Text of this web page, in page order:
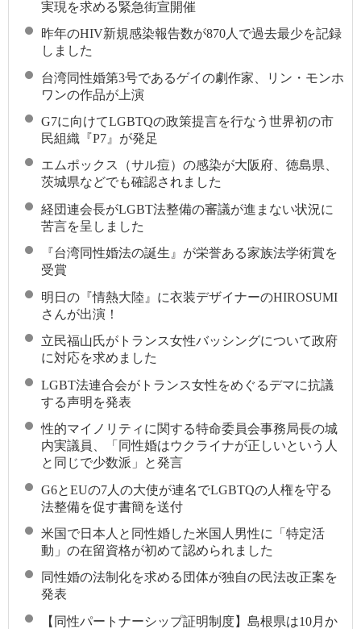
実現を求める緊急街宣開催
昨年のHIV新規感染報告数が870人で過去最少を記録
しました
台湾同性婚第3号であるゲイの劇作家、リン・モンホ
ワンの作品が上演
G7に向けてLGBTQの政策提言を行なう世界初の市
民組織『P7』が発足
エムポックス（サル痘）の感染が大阪府、徳島県、
茨城県などでも確認されました
経団連会長がLGBT法整備の審議が進まない状況に
苦言を呈しました
『台湾同性婚法の誕生』が栄誉ある家族法学術賞を
受賞
明日の『情熱大陸』に衣装デザイナーのHIROSUMI
さんが出演！
立民福山氏がトランス女性バッシングについて政府
に対応を求めました
LGBT法連合会がトランス女性をめぐるデマに抗議
する声明を発表
性的マイノリティに関する特命委員会事務局長の城
内実議員、「同性婚はウクライナが正しいという人
と同じで少数派」と発言
G6とEUの7人の大使が連名でLGBTQの人権を守る
法整備を促す書簡を送付
米国で日本人と同性婚した米国人男性に「特定活
動」の在留資格が初めて認められました
同性婚の法制化を求める団体が独自の民法改正案を
発表
【同性パートナーシップ証明制度】島根県は10月か